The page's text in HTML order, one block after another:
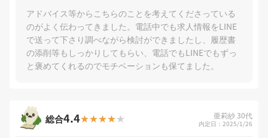
アドバイス等からこちらのことを考えてくださっている
のがよく伝わってきました。電話中でも求人情報をLINE
で送って下さり調べながら検討ができましたし、履歴書
の添削等もしっかりしてもらい、電話でもLINEでもずっ
と褒めてくれるのでモチベーションも保てました。
総合4.4 亜莉紗 30代
内定日：2025/1/26